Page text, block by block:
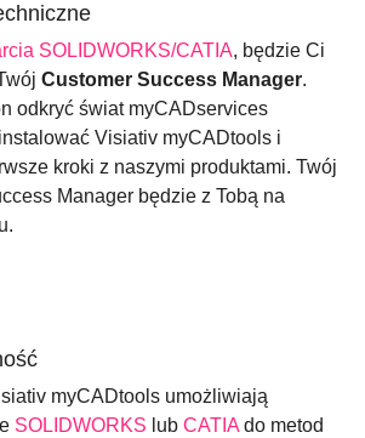
SOLIDWORKS/CATIA, będzie Ci
Customer Success Manager.
odkryć świat myCADservices
Visiativ myCADtools i
kroki z naszymi produktami. Twój
Manager będzie z Tobą na
myCADtools umożliwiają
SOLIDWORKS lub CATIA do metod